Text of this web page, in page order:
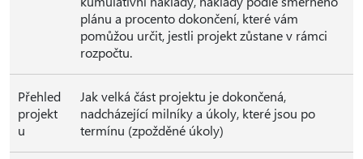
plánu a procento dokončení, které vám
pomůžou určit, jestli projekt zůstane v rámci
rozpočtu.
Přehled
projekt
u
Jak velká část projektu je dokončená,
nadcházející milníky a úkoly, které jsou po
termínu (zpožděné úkoly)